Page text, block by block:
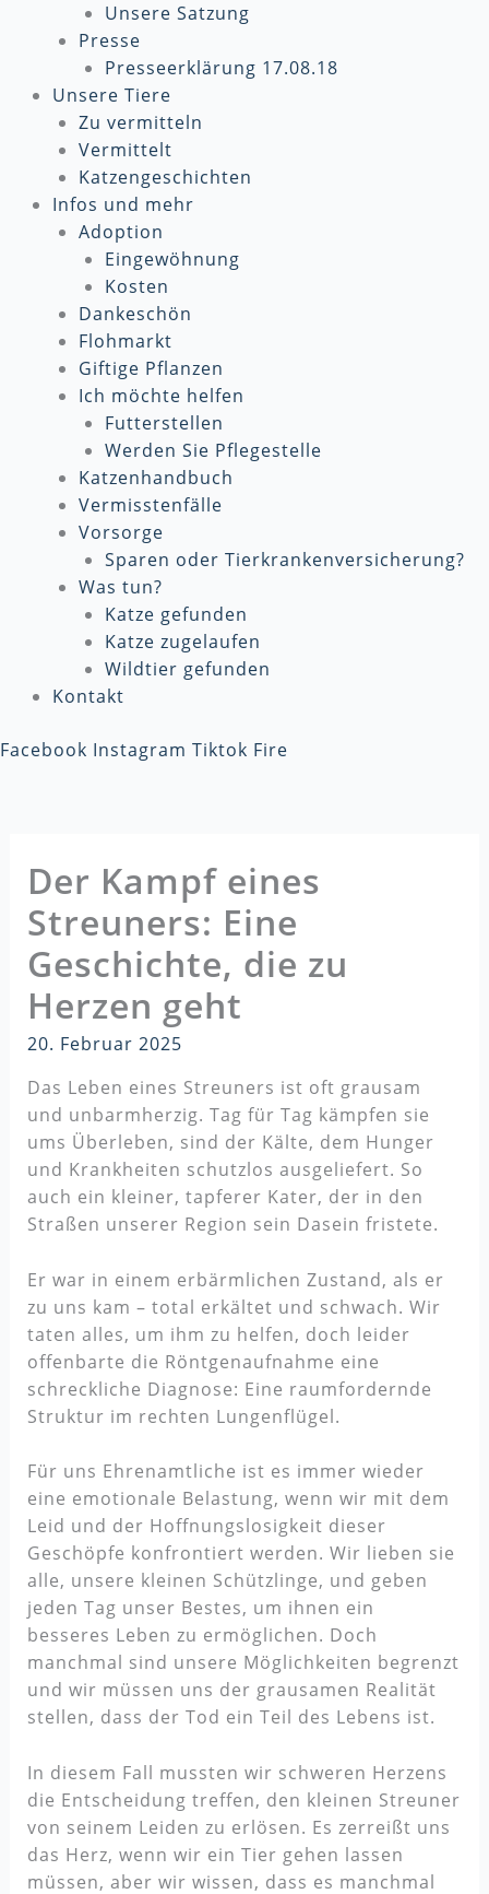
Unsere Satzung
Presse
Presseerklärung 17.08.18
Unsere Tiere
Zu vermitteln
Vermittelt
Katzengeschichten
Infos und mehr
Adoption
Eingewöhnung
Kosten
Dankeschön
Flohmarkt
Giftige Pflanzen
Ich möchte helfen
Futterstellen
Werden Sie Pflegestelle
Katzenhandbuch
Vermisstenfälle
Vorsorge
Sparen oder Tierkrankenversicherung?
Was tun?
Katze gefunden
Katze zugelaufen
Wildtier gefunden
Kontakt
Facebook Instagram Tiktok Fire
Der Kampf eines
Streuners: Eine
Geschichte, die zu
Herzen geht
20. Februar 2025
Das Leben eines Streuners ist oft grausam
und unbarmherzig. Tag für Tag kämpfen sie
ums Überleben, sind der Kälte, dem Hunger
und Krankheiten schutzlos ausgeliefert. So
auch ein kleiner, tapferer Kater, der in den
Straßen unserer Region sein Dasein fristete.
Er war in einem erbärmlichen Zustand, als er
zu uns kam – total erkältet und schwach. Wir
taten alles, um ihm zu helfen, doch leider
offenbarte die Röntgenaufnahme eine
schreckliche Diagnose: Eine raumfordernde
Struktur im rechten Lungenflügel.
Für uns Ehrenamtliche ist es immer wieder
eine emotionale Belastung, wenn wir mit dem
Leid und der Hoffnungslosigkeit dieser
Geschöpfe konfrontiert werden. Wir lieben sie
alle, unsere kleinen Schützlinge, und geben
jeden Tag unser Bestes, um ihnen ein
besseres Leben zu ermöglichen. Doch
manchmal sind unsere Möglichkeiten begrenzt
und wir müssen uns der grausamen Realität
stellen, dass der Tod ein Teil des Lebens ist.
In diesem Fall mussten wir schweren Herzens
die Entscheidung treffen, den kleinen Streuner
von seinem Leiden zu erlösen. Es zerreißt uns
das Herz, wenn wir ein Tier gehen lassen
müssen, aber wir wissen, dass es manchmal